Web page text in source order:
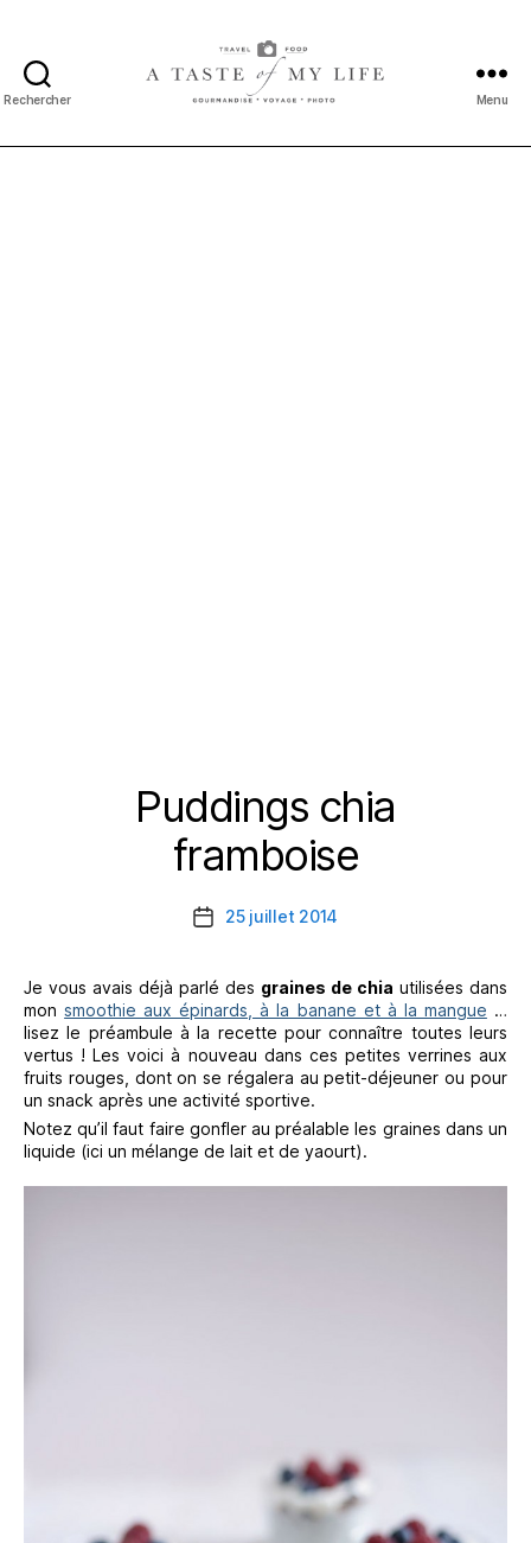
Rechercher
taste
Menu
Catégories
Puddings chia
framboise
Date25 juillet 2014
Je vous avais déjà parlé des graines de chia utilisées dans
monsmoothie aux épinards, à la banane et à la mangue …
lisez le préambule à la recette pour connaître toutes leurs
vertus ! Les voici à nouveau dans ces petites verrines aux
fruits rouges, dont on se régalera au petit-déjeuner ou pour
un snack après une activité sportive.
Notez qu’il faut faire gonfler au préalable les graines dans un
liquide (ici un mélange de lait et de yaourt).